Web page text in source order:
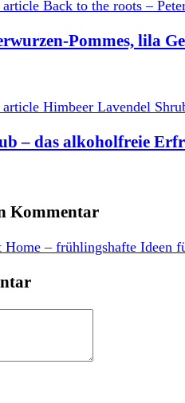
Pommes, lila
– das alkoholfreie
Kommentar
Home – frühlingshafte Ideen